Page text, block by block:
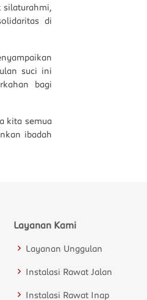
silaturahmi,
di
suci ini
bagi
kita semua
ibadah
Layanan Kami
Layanan Unggulan
Instalasi Rawat Jalan
Instalasi Rawat Inap